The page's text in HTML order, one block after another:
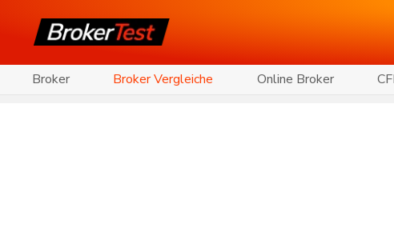
Broker Broker Vergleiche Online Broker